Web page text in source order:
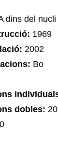
dins del
1969
2002
Bo
dobles:
0